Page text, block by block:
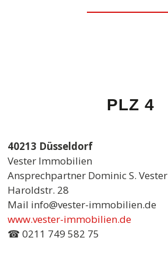
PLZ 4
40213 Düsseldorf
Vester Immobilien
Ansprechpartner Dominic S. Vester
Haroldstr. 28
Mail info@vester-immobilien.de
www.vester-immobilien.de
☎ 0211 749 582 75